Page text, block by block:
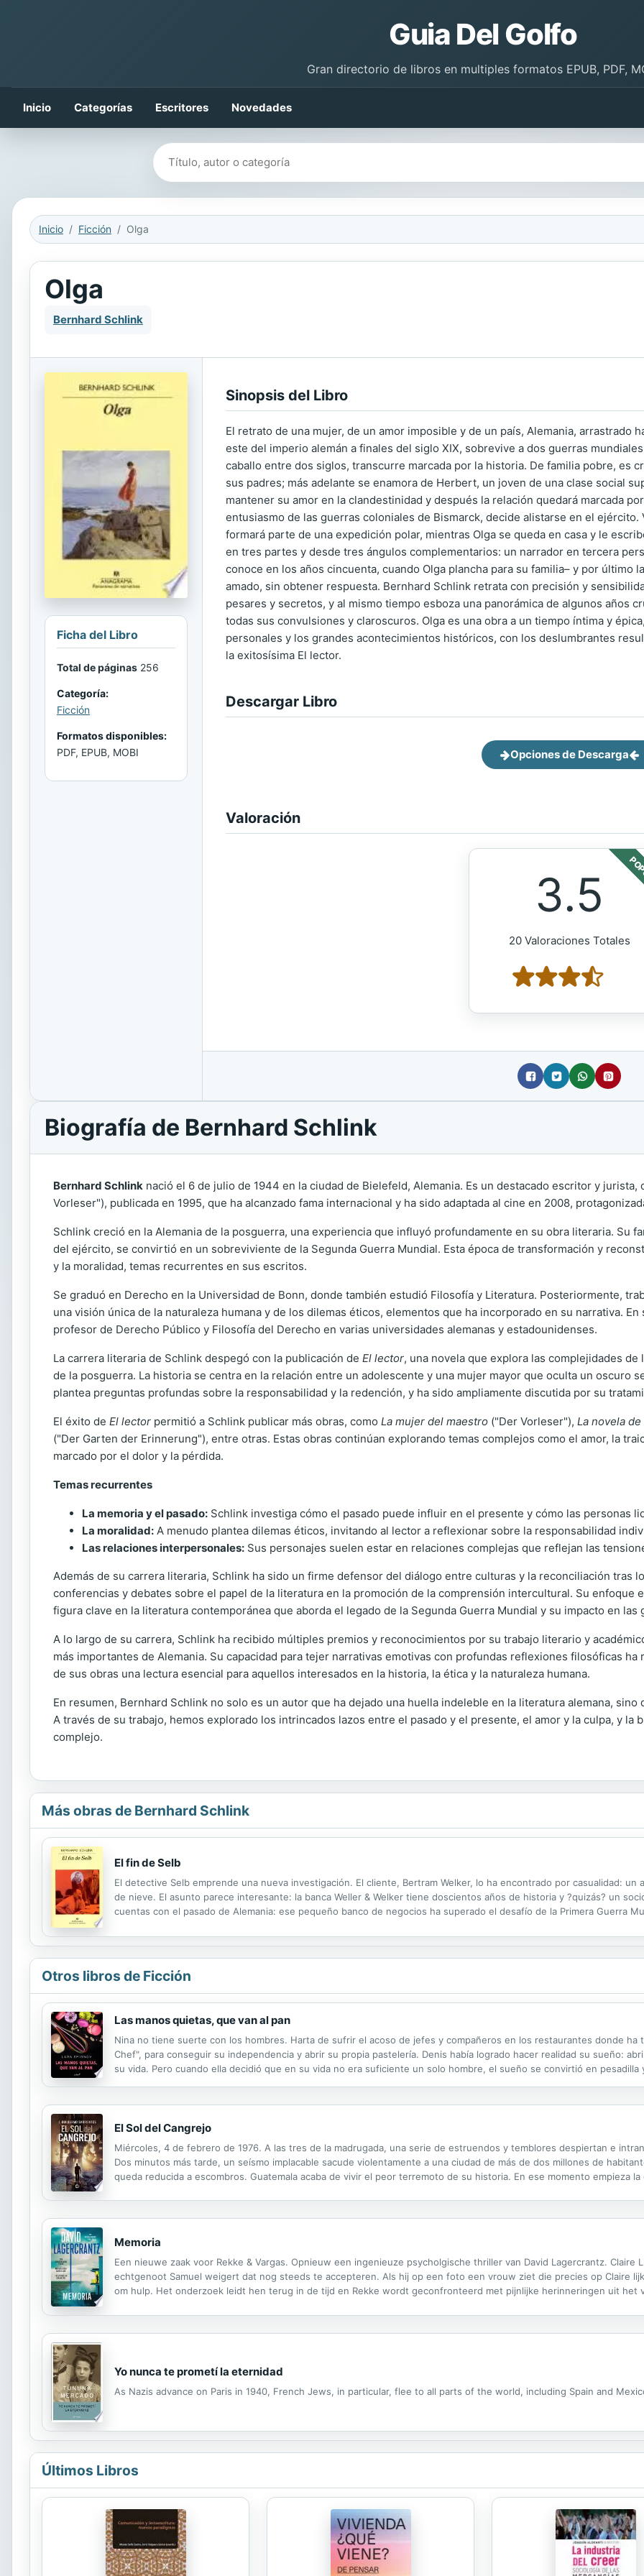
Guia Del Golfo
Gran directorio de libros en multiples formatos EPUB, PDF,
Inicio Categorías Escritores Novedades
Buscar libros
Inicio Ficción Olga
Olga
Bernhard Schlink
Ficha del Libro
Total de páginas 256
Categoría:
Ficción
Formatos disponibles:
PDF, EPUB, MOBI
Sinopsis del Libro
El retrato de una mujer, de un amor imposible y de un país, Alemania, arrastrado
este del imperio alemán a finales del siglo XIX, sobrevive a dos guerras
caballo entre dos siglos, transcurre marcada por la historia. De familia pobre, es
sus padres; más adelante se enamora de Herbert, un joven de una clase social
mantener su amor en la clandestinidad y después la relación quedará marcada
entusiasmo de las guerras coloniales de Bismarck, decide alistarse en el
formará parte de una expedición polar, mientras Olga se queda en casa y le
en tres partes y desde tres ángulos complementarios: un narrador en tercera
conoce en los años cincuenta, cuando Olga plancha para su familia– y por último
amado, sin obtener respuesta. Bernhard Schlink retrata con precisión y
pesares y secretos, y al mismo tiempo esboza una panorámica de algunos años
todas sus convulsiones y claroscuros. Olga es una obra a un tiempo íntima y
personales y los grandes acontecimientos históricos, con los deslumbrantes
la exitosísima El lector.
Descargar Libro
Opciones de Descarga
Valoración
3.5
20 Valoraciones Totales
Biografía de Bernhard Schlink
Bernhard Schlink nació el 6 de julio de 1944 en la ciudad de Bielefeld, Alemania. Es un destacado escritor y
Vorleser"), publicada en 1995, que ha alcanzado fama internacional y ha sido adaptada al cine en 2008,
Schlink creció en la Alemania de la posguerra, una experiencia que influyó profundamente en su obra literaria. Su
del ejército, se convirtió en un sobreviviente de la Segunda Guerra Mundial. Esta época de transformación y
y la moralidad, temas recurrentes en sus escritos.
Se graduó en Derecho en la Universidad de Bonn, donde también estudió Filosofía y Literatura. Posteriormente,
una visión única de la naturaleza humana y de los dilemas éticos, elementos que ha incorporado en su narrativa.
profesor de Derecho Público y Filosofía del Derecho en varias universidades alemanas y estadounidenses.
La carrera literaria de Schlink despegó con la publicación de El lector, una novela que explora las complejidades
de la posguerra. La historia se centra en la relación entre un adolescente y una mujer mayor que oculta un oscuro
plantea preguntas profundas sobre la responsabilidad y la redención, y ha sido ampliamente discutida por su
El éxito de El lector permitió a Schlink publicar más obras, como La mujer del maestro ("Der Vorleser"), La novela
("Der Garten der Erinnerung"), entre otras. Estas obras continúan explorando temas complejos como el amor, la
marcado por el dolor y la pérdida.
Temas recurrentes
La memoria y el pasado: Schlink investiga cómo el pasado puede influir en el presente y cómo las personas
La moralidad: A menudo plantea dilemas éticos, invitando al lector a reflexionar sobre la responsabilidad
Las relaciones interpersonales: Sus personajes suelen estar en relaciones complejas que reflejan las
Además de su carrera literaria, Schlink ha sido un firme defensor del diálogo entre culturas y la reconciliación tras
conferencias y debates sobre el papel de la literatura en la promoción de la comprensión intercultural. Su enfoque
figura clave en la literatura contemporánea que aborda el legado de la Segunda Guerra Mundial y su impacto en
A lo largo de su carrera, Schlink ha recibido múltiples premios y reconocimientos por su trabajo literario y
más importantes de Alemania. Su capacidad para tejer narrativas emotivas con profundas reflexiones filosóficas
de sus obras una lectura esencial para aquellos interesados en la historia, la ética y la naturaleza humana.
En resumen, Bernhard Schlink no solo es un autor que ha dejado una huella indeleble en la literatura alemana,
A través de su trabajo, hemos explorado los intrincados lazos entre el pasado y el presente, el amor y la culpa, y la
complejo.
Más obras de Bernhard Schlink
El fin de Selb
El detective Selb emprende una nueva investigación. El cliente, Bertram Welker, lo ha encontrado por casualidad:
de nieve. El asunto parece interesante: la banca Weller & Welker tiene doscientos años de historia y ?quizás? un
cuentas con el pasado de Alemania: ese pequeño banco de negocios ha superado el desafío de la Primera Guerra
Otros libros de Ficción
Las manos quietas, que van al pan
Nina no tiene suerte con los hombres. Harta de sufrir el acoso de jefes y compañeros en los restaurantes donde ha
Chef", para conseguir su independencia y abrir su propia pastelería. Denis había logrado hacer realidad su sueño:
su vida. Pero cuando ella decidió que en su vida no era suficiente un solo hombre, el sueño se convirtió en pesadilla
El Sol del Cangrejo
Miércoles, 4 de febrero de 1976. A las tres de la madrugada, una serie de estruendos y temblores despiertan e
Dos minutos más tarde, un seísmo implacable sacude violentamente a una ciudad de más de dos millones de
queda reducida a escombros. Guatemala acaba de vivir el peor terremoto de su historia. En ese momento empieza
Memoria
Een nieuwe zaak voor Rekke & Vargas. Opnieuw een ingenieuze psycholgische thriller van David Lagercrantz. Claire
echtgenoot Samuel weigert dat nog steeds te accepteren. Als hij op een foto een vrouw ziet die precies op Claire
om hulp. Het onderzoek leidt hen terug in de tijd en Rekke wordt geconfronteerd met pijnlijke herinneringen uit het
Yo nunca te prometí la eternidad
As Nazis advance on Paris in 1940, French Jews, in particular, flee to all parts of the world, including Spain and
Últimos Libros